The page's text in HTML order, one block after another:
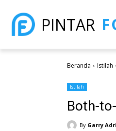
PINTAR
Beranda Istilah
Istilah
Both-
By Garry